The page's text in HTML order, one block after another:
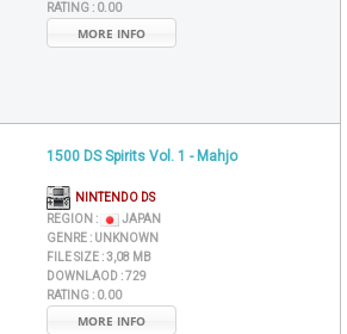
RATING : 0.00
MORE INFO
1500 DS Spirits Vol. 1 - Mahjo
NINTENDO DS
REGION :
JAPAN
GENRE : UNKNOWN
FILE SIZE :3,08 MB
DOWNLAOD :729
RATING : 0.00
MORE INFO